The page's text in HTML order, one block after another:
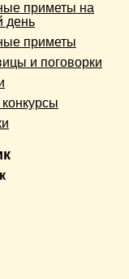
приметы на
день
приметы
и поговорки